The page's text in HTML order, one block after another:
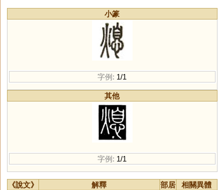
小篆
字例: 1/1
其他
字例: 1/1
《說文》 解釋 部居
相關異體